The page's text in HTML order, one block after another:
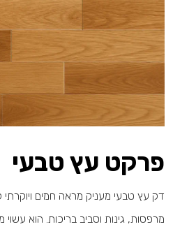
פרקט עץ טבעי
דק עץ טבעי מעניק מראה חמים ויוקרתי
מרפסות, גינות וסביב בריכות. הוא עשוי